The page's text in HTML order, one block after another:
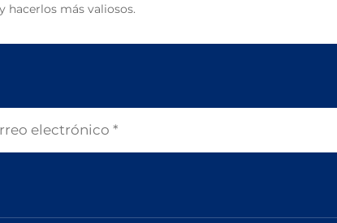
hacerlos más valiosos.